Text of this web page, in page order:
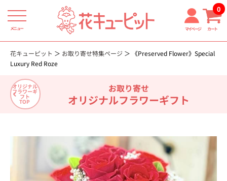
メニュー マイページ カート
0
花キューピット お取り寄せ特集ページ
《Preserved Flower》Special
Luxury Red Roze
オリジナル
フラワーギ
フト
TOP
お取り寄せ
オリジナルフラワーギフト